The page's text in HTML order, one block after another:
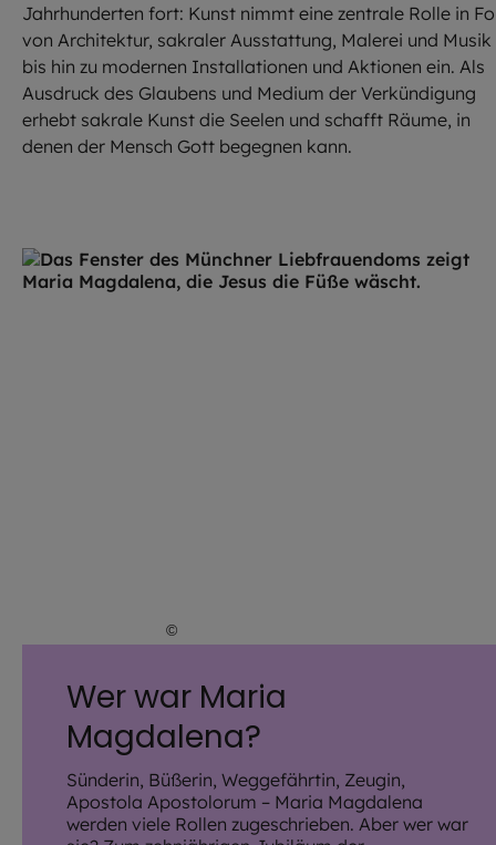
Jahrhunderten fort: Kunst nimmt eine zentrale Rolle in
von Architektur, sakraler Ausstattung, Malerei und Musik
bis hin zu modernen Installationen und Aktionen ein. Als
Ausdruck des Glaubens und Medium der Verkündigung
erhebt sakrale Kunst die Seelen und schafft Räume, in
denen der Mensch Gott begegnen kann.
©
Wer war Maria
Magdalena?
Sünderin, Büßerin, Weggefährtin, Zeugin,
Apostola Apostolorum – Maria Magdalena
werden viele Rollen zugeschrieben. Aber wer war